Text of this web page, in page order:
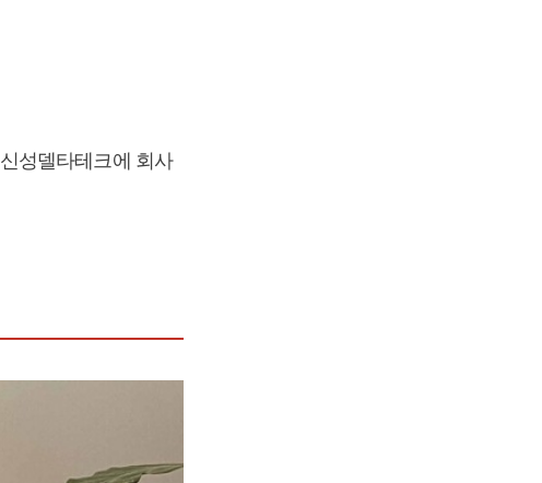
신성델타테크에 회사